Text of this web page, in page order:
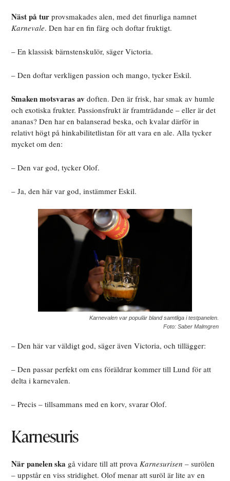
Näst på tur provsmakades alen, med det finurliga namnet
Karnevale. Den har en fin färg och doftar fruktigt.
– En klassisk bärnstenskulör, säger Victoria.
– Den doftar verkligen passion och mango, tycker Eskil.
Smaken motsvaras av doften. Den är frisk, har smak av humle
och exotiska frukter. Passionsfrukt är framträdande – eller är det
ananas? Den har en balanserad beska, och kvalar därför in
relativt högt på hinkabilitetlistan för att vara en ale. Alla tycker
mycket om den:
– Den var god, tycker Olof.
– Ja, den här var god, instämmer Eskil.
Karnevalen var populär bland samtliga i testpanelen.
Foto: Saber Malmgren
– Den här var väldigt god, säger även Victoria, och tillägger:
– Den passar perfekt om ens föräldrar kommer till Lund för att
delta i karnevalen.
– Precis – tillsammans med en korv, svarar Olof.
Karnesuris
När panelen ska gå vidare till att provaKarnesurisen – surölen
– uppstår en viss stridighet. Olof menar att suröl är lite av en